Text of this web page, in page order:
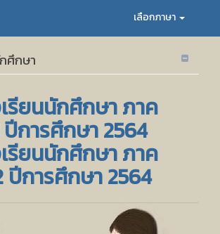
เลือกภาษา
ศึกษา
รียนนักศึกษา ภาค
ปีการศึกษา 2564
รียนนักศึกษา ภาค
ปีการศึกษา 2564